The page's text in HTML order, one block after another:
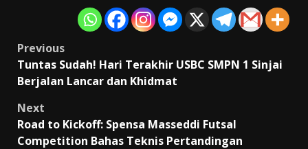
Post
navigation
Previous
Tuntas Sudah! Hari Terakhir USBC SMPN 1 Sinjai
Berjalan Lancar dan Khidmat
Next
Road to Kickoff: Spensa Masseddi Futsal
Competition Bahas Teknis Pertandingan